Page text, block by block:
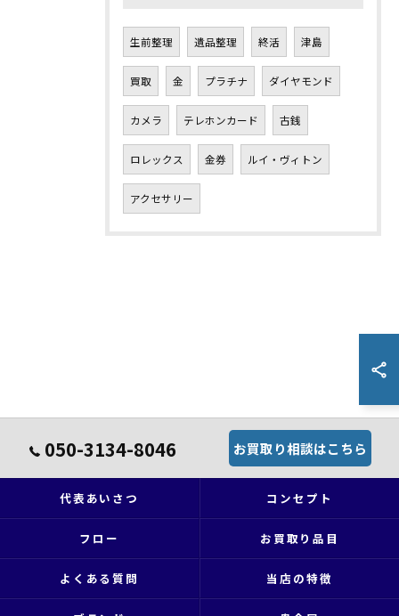
生前整理 遺品整理 終活 津島
買取 金 プラチナ ダイヤモンド
カメラ テレホンカード 古銭
ロレックス 金券 ルイ・ヴィトン
アクセサリー
050-3134-8046 お買取り相談はこちら
代表あいさつ コンセプト
フロー お買取り品目
よくある質問 当店の特徴